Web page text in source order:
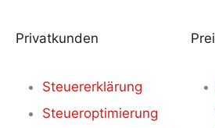
Privatkunden
Steuererklärung
Steueroptimierung